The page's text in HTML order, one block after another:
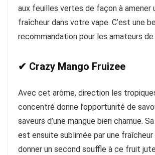
aux feuilles vertes de façon à amener
fraîcheur dans votre vape. C’est une
recommandation pour les amateurs de
✔ Crazy Mango Fruizee
Avec cet arôme, direction les
concentré donne l’opportunité de
saveurs d’une mangue bien charnue.
est ensuite sublimée par une
donner un second souffle à ce fruit